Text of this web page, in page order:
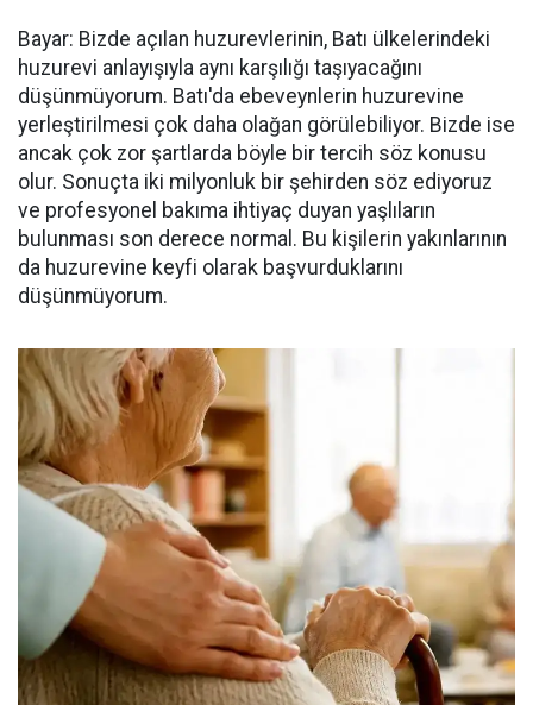
Bayar: Bizde açılan huzurevlerinin, Batı ülkelerindeki
huzurevi anlayışıyla aynı karşılığı taşıyacağını
düşünmüyorum. Batı'da ebeveynlerin huzurevine
yerleştirilmesi çok daha olağan görülebiliyor. Bizde ise
ancak çok zor şartlarda böyle bir tercih söz konusu
olur. Sonuçta iki milyonluk bir şehirden söz ediyoruz
ve profesyonel bakıma ihtiyaç duyan yaşlıların
bulunması son derece normal. Bu kişilerin yakınlarının
da huzurevine keyfi olarak başvurduklarını
düşünmüyorum.